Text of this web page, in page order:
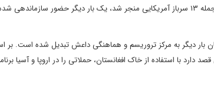
سازمان‌دهنده حمله انتحاری ۲۶ اوت ۲۰۲۱ فرودگاه کابل که به کشته شدن ۲۰۰ تن از جمله ۱۳ سرباز آمریکایی منجر شد، یک بار دیگر حضور
بار دیگر به مرکز تروریسم و هماهنگی داعش تبدیل شده است. بر
با استفاده از خاک افغانستان، حملاتی را در اروپا و آسیا